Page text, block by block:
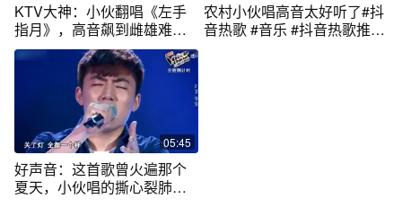
KTV大神：小伙翻唱《左手
指月》，高音飙到雌雄难
辨，简直太厉害
农村小伙唱高音太好听了#抖
音热歌 #音乐 #抖音热歌推荐
05:45
好声音：这首歌曾火遍那个
夏天，小伙唱的撕心裂肺，